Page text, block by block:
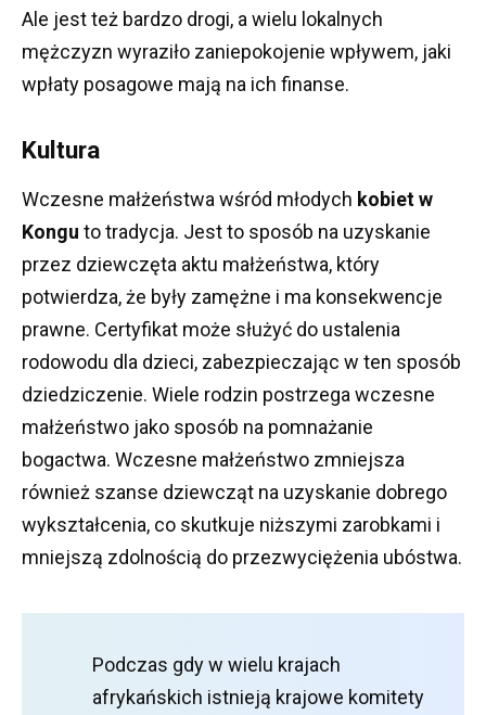
Ale jest też bardzo drogi, a wielu lokalnych
mężczyzn wyraziło zaniepokojenie wpływem, jaki
wpłaty posagowe mają na ich finanse.
Kultura
Wczesne małżeństwa wśród młodych kobiet w
Kongu to tradycja. Jest to sposób na uzyskanie
przez dziewczęta aktu małżeństwa, który
potwierdza, że ​​były zamężne i ma konsekwencje
prawne. Certyfikat może służyć do ustalenia
rodowodu dla dzieci, zabezpieczając w ten sposób
dziedziczenie. Wiele rodzin postrzega wczesne
małżeństwo jako sposób na pomnażanie
bogactwa. Wczesne małżeństwo zmniejsza
również szanse dziewcząt na uzyskanie dobrego
wykształcenia, co skutkuje niższymi zarobkami i
mniejszą zdolnością do przezwyciężenia ubóstwa.
Podczas gdy w wielu krajach
afrykańskich istnieją krajowe komitety